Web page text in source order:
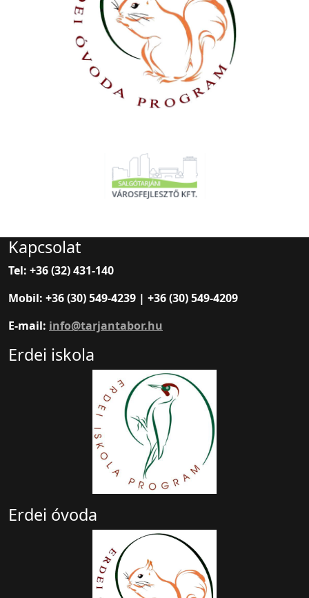
Kapcsolat
Tel: +36 (32) 431-140
Mobil: +36 (30) 549-4239 | +36 (30) 549-4209
E-mail: info@tarjantabor.hu
Erdei iskola
Erdei óvoda